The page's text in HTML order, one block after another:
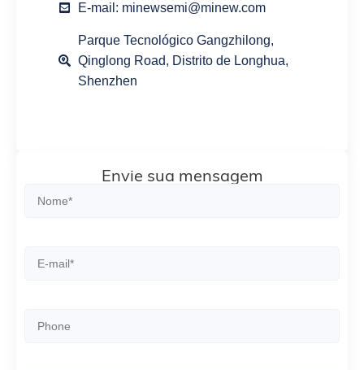
E-mail: minewsemi@minew.com
Parque Tecnológico Gangzhilong,
Qinglong Road, Distrito de Longhua,
Shenzhen
Envie sua mensagem